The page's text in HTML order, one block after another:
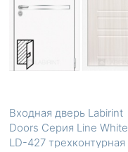
Входная дверь Labirint
Doors Серия Line White
LD-427 трехконтурная